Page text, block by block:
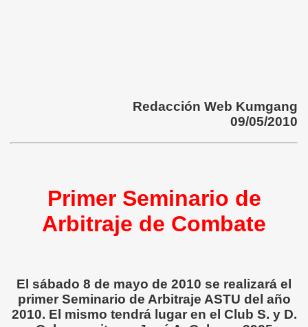
Redacción Web Kumgang
09/05/2010
Primer Seminario de
Arbitraje de Combate
El sábado 8 de mayo de 2010 se realizará el
primer Seminario de Arbitraje ASTU del año
2010. El mismo tendrá lugar en el Club S. y D.